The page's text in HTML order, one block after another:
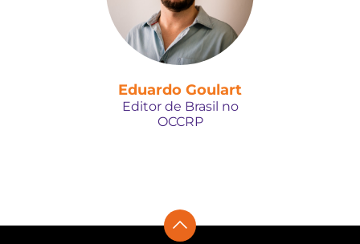
Eduardo Goulart
Editor de Brasil no
OCCRP